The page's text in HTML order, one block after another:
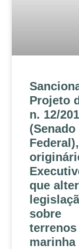
Projeto
n. 12/
(Senado
Federal),
que
sobre
terrenos
marinha